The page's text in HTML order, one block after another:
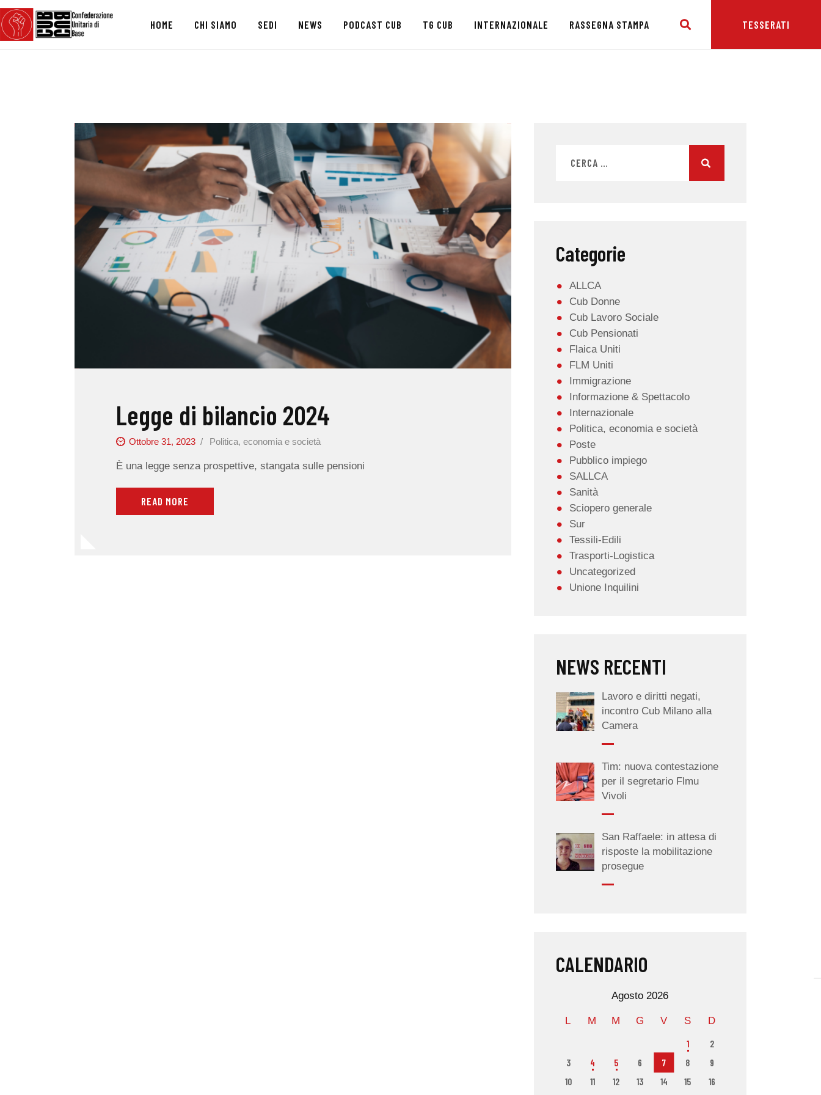
HOME CHI SIAMO SEDI NEWS PODCAST CUB TG CUB INTERNAZIONALE RASSEGNA STAMPA TESSERATI
HOME
CHI SIAMO
NEWS
PODCAST CUB
TG CUB
INTERNAZIONALE
RASSEGNA STAMPA
Legge di bilancio 2024
Ottobre 31, 2023 Politica, economia e società
È una legge senza prospettive, stangata sulle pensioni
READ MORE
Categorie
ALLCA
Cub Donne
Cub Lavoro Sociale
Cub Pensionati
Flaica Uniti
FLM Uniti
Immigrazione
Informazione & Spettacolo
Internazionale
Politica, economia e società
Poste
Pubblico impiego
SALLCA
Sanità
Sciopero generale
Sur
Tessili-Edili
Trasporti-Logistica
Uncategorized
Unione Inquilini
NEWS RECENTI
Lavoro e diritti negati,
incontro Cub Milano alla
Camera
Tim: nuova contestazione
per il segretario Flmu
Vivoli
San Raffaele: in attesa di
risposte la mobilitazione
prosegue
CALENDARIO
Agosto 2026
L M M G V S D
1
2
3
4 5 6 7 8
9
10
11 12 13 14 15
16